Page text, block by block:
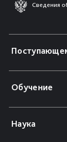
Сведения
Обучение
Наука